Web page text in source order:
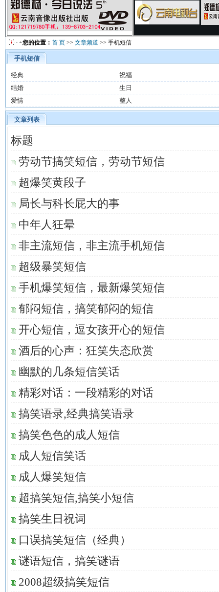
您的位置： 首 页 >> 文章频道 >> 手机短信
手机短信
经典
祝福
结婚
生日
爱情
整人
文章列表
标题
劳动节搞笑短信，劳动节短信
超爆笑黄段子
局长与科长屁大的事
中年人狂晕
非主流短信，非主流手机短信
超级暴笑短信
手机爆笑短信，最新爆笑短信
郁闷短信，搞笑郁闷的短信
开心短信，逗女孩开心的短信
酒后的心声：狂笑失态欣赏
幽默的几条短信笑话
精彩对话：一段精彩的对话
搞笑语录,经典搞笑语录
搞笑色色的成人短信
成人短信笑话
成人爆笑短信
超搞笑短信,搞笑小短信
搞笑生日祝词
口误搞笑短信（经典）
谜语短信，搞笑谜语
2008超级搞笑短信